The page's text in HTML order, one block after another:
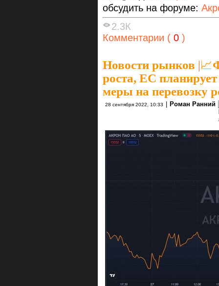
обсудить на форуме:
2.3К
Комментарии ( 0 )
Новости рынков |
роста, ЕС
меры на перевозку
28 сентября 2022, 10:33 Роман Ранний